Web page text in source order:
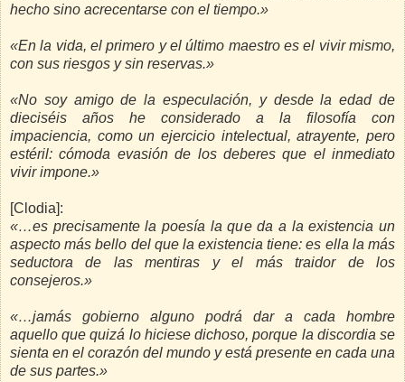
hecho sino acrecentarse con el tiempo.»
«En la vida, el primero y el último maestro es el vivir mismo,
con sus riesgos y sin reservas.»
«No soy amigo de la especulación, y desde la edad de
dieciséis años he considerado a la filosofía con
impaciencia, como un ejercicio intelectual, atrayente, pero
estéril: cómoda evasión de los deberes que el inmediato
vivir impone.»
[Clodia]:
«…es precisamente la poesía la que da a la existencia un
aspecto más bello del que la existencia tiene: es ella la más
seductora de las mentiras y el más traidor de los
consejeros.»
«…jamás gobierno alguno podrá dar a cada hombre
aquello que quizá lo hiciese dichoso, porque la discordia se
sienta en el corazón del mundo y está presente en cada una
de sus partes.»